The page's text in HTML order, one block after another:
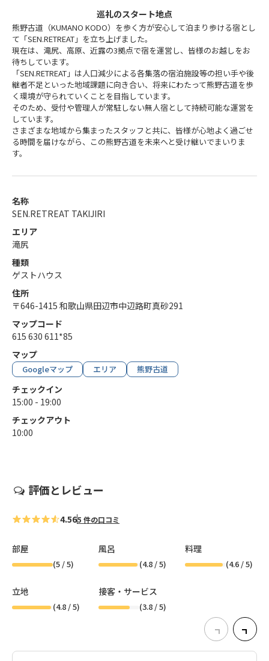
巡礼のスタート地点
熊野古道（KUMANO KODO）を歩く方が安心して泊まり歩ける宿とし
て「SEN.RETREAT」を立ち上げました。
現在は、滝尻、高原、近露の3拠点で宿を運営し、皆様のお越しをお
待ちしています。
「SEN.RETREAT」は人口減少による各集落の宿泊施設等の担い手や後
継者不足といった地域課題に向き合い、将来にわたって熊野古道を歩
く環境が守られていくことを目指しています。
そのため、受付や管理人が常駐しない無人宿として持続可能な運営を
しています。
さまざまな地域から集まったスタッフと共に、皆様が心地よく過ごせ
る時間を届けながら、この熊野古道を未来へと受け継いでまいりま
す。
名称
SEN.RETREAT TAKIJIRI
エリア
滝尻
種類
ゲストハウス
住所
〒646-1415 和歌山県田辺市中辺路町真砂291
マップコード
615 630 611*85
マップ
Googleマップ エリア 熊野古道
チェックイン
15:00 - 19:00
チェックアウト
10:00
評価とレビュー
4.565 件の口コミ
部屋
(5 / 5)
風呂
(4.8 / 5)
料理
(4.6 / 5)
立地
(4.8 / 5)
接客・サービス
(3.8 / 5)